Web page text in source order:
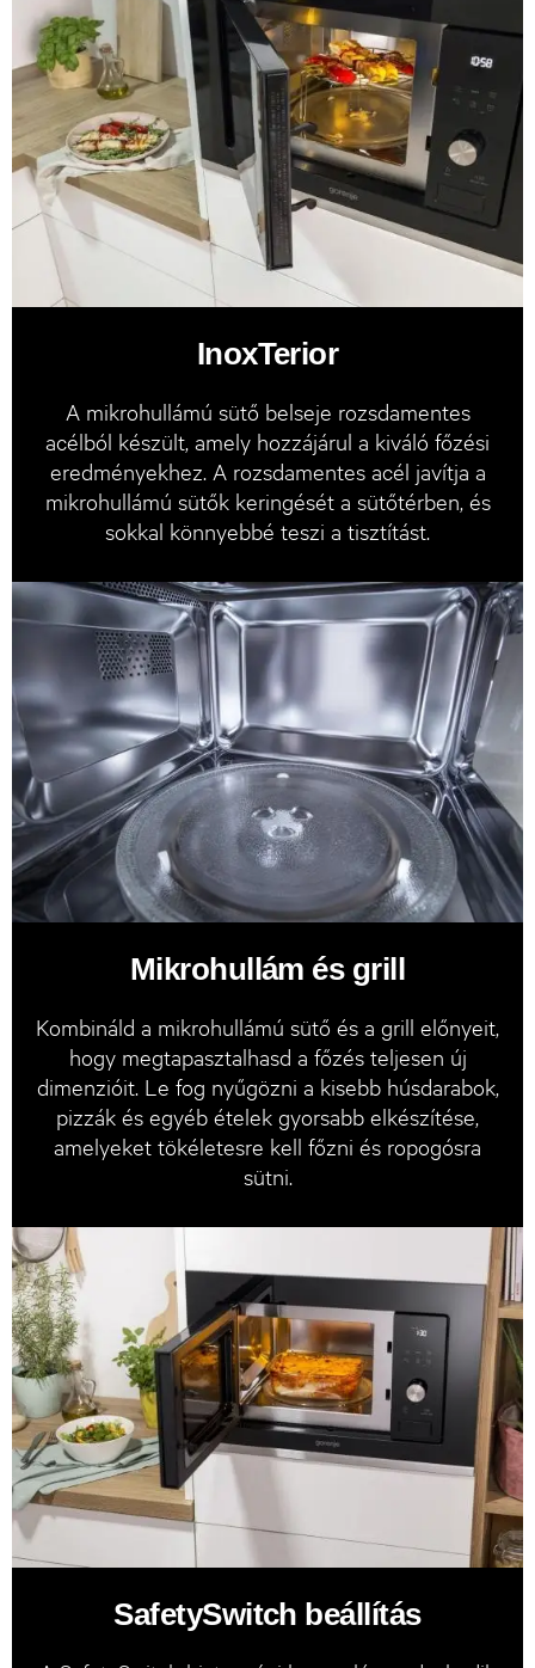
InoxTerior
A mikrohullámú sütő belseje rozsdamentes
acélból készült, amely hozzájárul a kiváló főzési
eredményekhez. A rozsdamentes acél javítja a
mikrohullámú sütők keringését a sütőtérben, és
sokkal könnyebbé teszi a tisztítást.
Mikrohullám és grill
Kombináld a mikrohullámú sütő és a grill előnyeit,
hogy megtapasztalhasd a főzés teljesen új
dimenzióit. Le fog nyűgözni a kisebb húsdarabok,
pizzák és egyéb ételek gyorsabb elkészítése,
amelyeket tökéletesre kell főzni és ropogósra
sütni.
SafetySwitch beállítás